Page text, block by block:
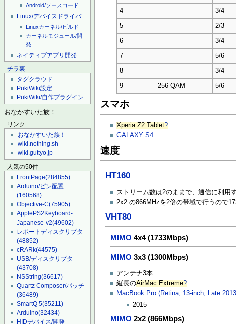
Android/ソースコード
Linux/デバイスドライバ
Linuxカーネル/ビルド
カーネルモジュール/開
発
ネイティブアプリ開発
チラ裏
タグクラウド
PukiWiki設定
PukiWiki/自作プラグイン
おなかすいた族！
リンク
おなかすいた族！
wiki.nothing.sh
wiki.guttyo.jp
人気の50件
FrontPage(284855)
Arduino/ピン配置
(160568)
Objective-C(75905)
ApplePS2Keyboard-
Japanese-v2(49602)
レポートディスクリプタ
(48852)
cRARk(44575)
USB/ディスクリプタ
(43708)
NSString(36617)
Quartz Composer/パッチ
(36489)
SmartQ 5(35211)
Arduino(32434)
HIDデバイス/開発
4 3/4
5 2/3
6 3/4
7 5/6
8 3/4
9 256-QAM 5/6
スマホ
Xperia Z2 Tablet?
GALAXY S4
速度
HT160
ストリーム数は2のままで、通信に利用
2x2 の866MHzを2倍の帯域で行うので
VHT80
MIMO 4x4 (1733Mbps)
MIMO 3x3 (1300Mbps)
アンテナ3本
縦長のAirMac Extreme?
MacBook Pro (Retina, 13-inch, Late
2015
MIMO 2x2 (866Mbps)